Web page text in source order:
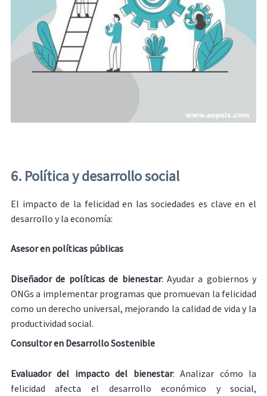
6. Política y desarrollo social
El impacto de la felicidad en las sociedades es clave en el
desarrollo y la economía:
Asesor en políticas públicas
Diseñador de políticas de bienestar: Ayudar a gobiernos y
ONGs a implementar programas que promuevan la felicidad
como un derecho universal, mejorando la calidad de vida y la
productividad social.
Consultor en Desarrollo Sostenible
Evaluador del impacto del bienestar: Analizar cómo la
felicidad afecta el desarrollo económico y social,